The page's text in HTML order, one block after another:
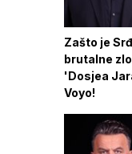
Zašto je
brutalne
'Dosjea
Voyo!